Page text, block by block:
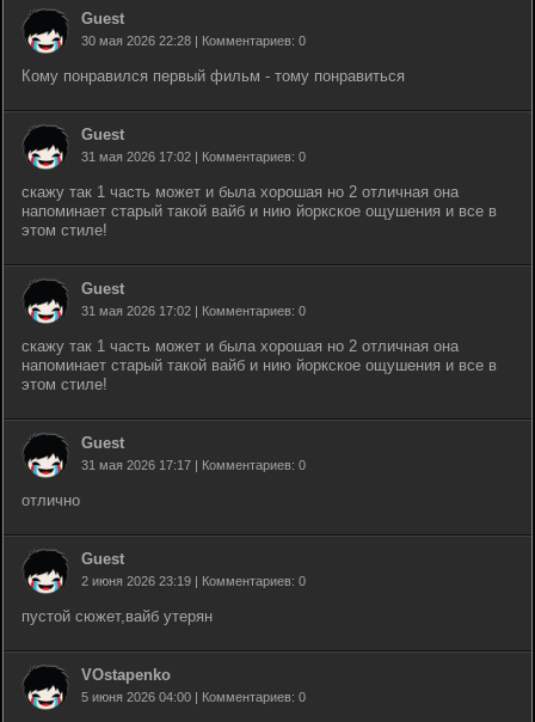
Guest
30 мая 2026 22:28 | Комментариев: 0
Кому понравился первый фильм - тому понравиться
Guest
31 мая 2026 17:02 | Комментариев: 0
скажу так 1 часть может и была хорошая но 2 отличная она
напоминает старый такой вайб и нию йоркское ощушения и все в
этом стиле!
Guest
31 мая 2026 17:02 | Комментариев: 0
скажу так 1 часть может и была хорошая но 2 отличная она
напоминает старый такой вайб и нию йоркское ощушения и все в
этом стиле!
Guest
31 мая 2026 17:17 | Комментариев: 0
отлично
Guest
2 июня 2026 23:19 | Комментариев: 0
пустой сюжет,вайб утерян
VOstapenko
5 июня 2026 04:00 | Комментариев: 0